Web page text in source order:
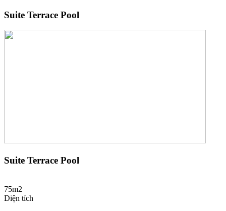
Suite Terrace Pool
Suite Terrace Pool
75m2
Diện tích